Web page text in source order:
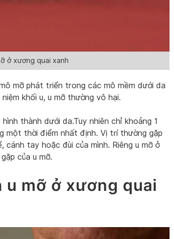
ở xương quai xanh
mỡ phát triển trong các mô mềm dưới da
khối u, u mỡ thường vô hại.
thành dưới da.Tuy nhiên chỉ khoảng 1
một thời điểm nhất định. Vị trí thường gặp
tay hoặc đùi của mình. Riêng u mỡ ở
của u mỡ.
mỡ ở xương quai